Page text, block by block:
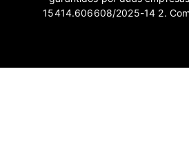
15414.606608/2025-14 2.